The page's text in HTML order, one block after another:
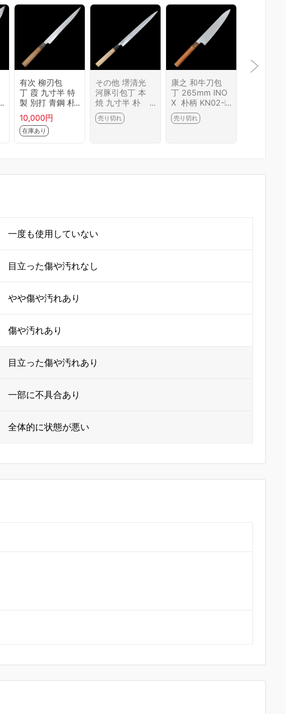
有次 柳刃包
丁 霞 九寸半 特
製 別打 青鋼 朴
柄 KN02-B6672
-2L1B
10,000円
在庫あり
その他 堺清光
河豚引包丁 本
焼 九寸半 朴
柄 KN02-B6646
-2L1D
売り切れ
康之 和牛刀包
丁 265mm INO
X 朴柄 KN02-B
6643-2L1D
売り切れ
一度も使用していない
目立った傷や汚れなし
やや傷や汚れあり
傷や汚れあり
目立った傷や汚れあり
一部に不具合あり
全体的に状態が悪い